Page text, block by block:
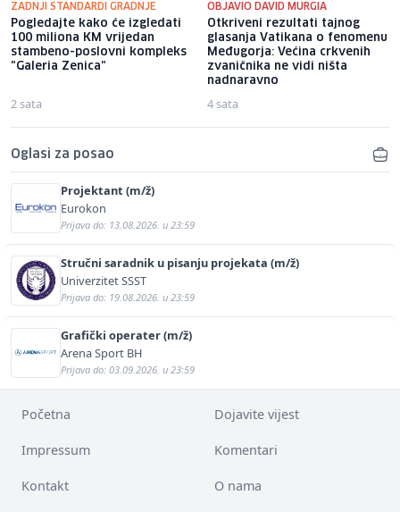
ZADNJI STANDARDI GRADNJE
Pogledajte kako će izgledati
100 miliona KM vrijedan
stambeno-poslovni kompleks
"Galeria Zenica"
2 sata
OBJAVIO DAVID MURGIA
Otkriveni rezultati tajnog
glasanja Vatikana o fenomenu
Međugorja: Većina crkvenih
zvaničnika ne vidi ništa
nadnaravno
4 sata
Oglasi za posao
Projektant (m/ž)
Eurokon
Prijava do: 13.08.2026. u 23:59
Stručni saradnik u pisanju projekata (m/ž)
Univerzitet SSST
Prijava do: 19.08.2026. u 23:59
Grafički operater (m/ž)
Arena Sport BH
Prijava do: 03.09.2026. u 23:59
Početna Dojavite vijest
Impressum Komentari
Kontakt O nama